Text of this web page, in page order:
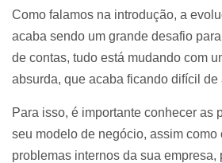
Como falamos na introdução, a
acaba sendo um grande desafio
de contas, tudo está mudando com
absurda, que acaba ficando difícil de
Para isso, é importante conhecer as
seu modelo de negócio, assim como
problemas internos da sua empresa,